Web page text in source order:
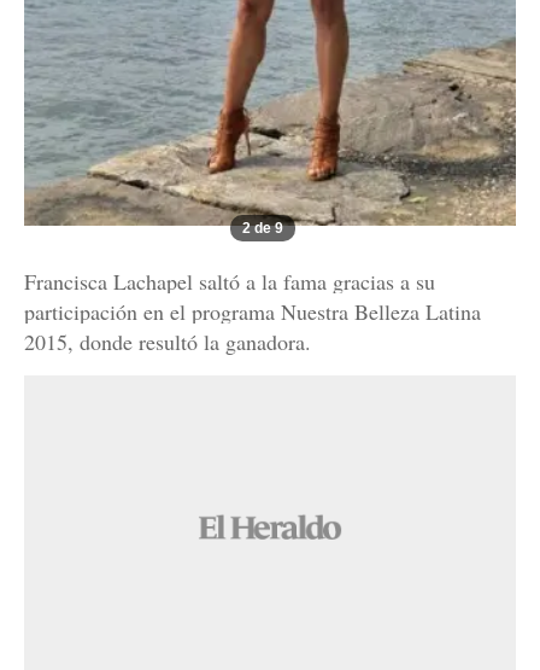
2 de 9
Francisca Lachapel saltó a la fama gracias a su
participación en el programa Nuestra Belleza Latina
2015, donde resultó la ganadora.